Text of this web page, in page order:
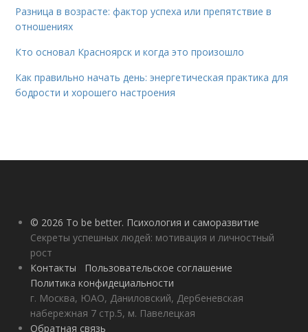
Разница в возрасте: фактор успеха или препятствие в
отношениях
Кто основал Красноярск и когда это произошло
Как правильно начать день: энергетическая практика для
бодрости и хорошего настроения
© 2026 To be better. Психология и саморазвитие
Секреты успешных людей: мотивация и личностный
рост
Контакты
Пользовательское соглашение
Политика конфидециальности
г. Москва, ЮАО, Даниловский, Дербеневская
набережная 7 стр.5, м. Павелецкая
Обратная связь